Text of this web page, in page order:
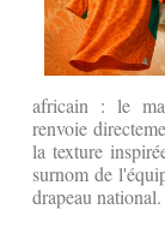
africain : le
renvoie
la texture
surnom de
drapeau national.